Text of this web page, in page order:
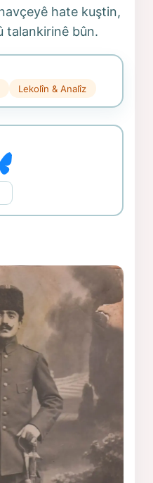
hate kuştin,
talankirinê bûn.
Lekolîn & Analîz